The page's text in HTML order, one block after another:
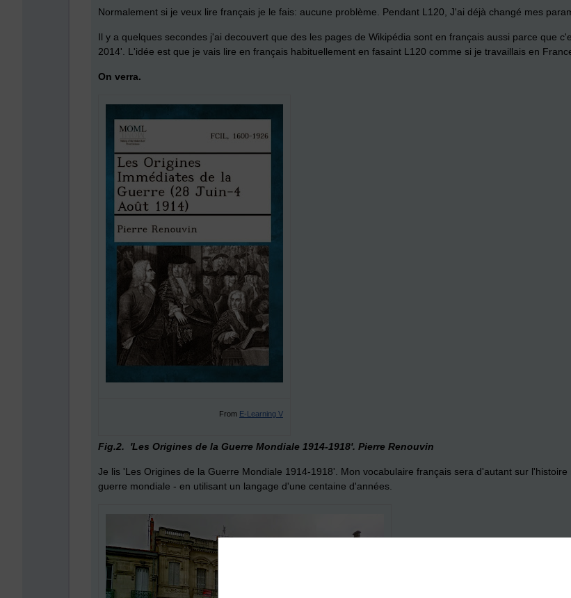
Normalement si je veux lire français je le fais: aucune problème. Pendant L120, J'ai déjà changé mes
Il y a quelques secondes j'ai decouvert que des les pages de Wikipédia sont en français aussi parce que
2014'. L'idée est que je vais lire en français habituellement en fasaint L120 comme si je travaillais en
On verra.
From E-Learning V
Fig.2. 'Les Origines de la Guerre Mondiale 1914-1918'. Pierre Renouvin
Je lis 'Les Origines de la Guerre Mondiale 1914-1918'. Mon vocabulaire français sera d'autant sur
guerre mondiale - en utilisant un langage d'une centaine d'années.